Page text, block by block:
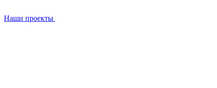
Наши проекты